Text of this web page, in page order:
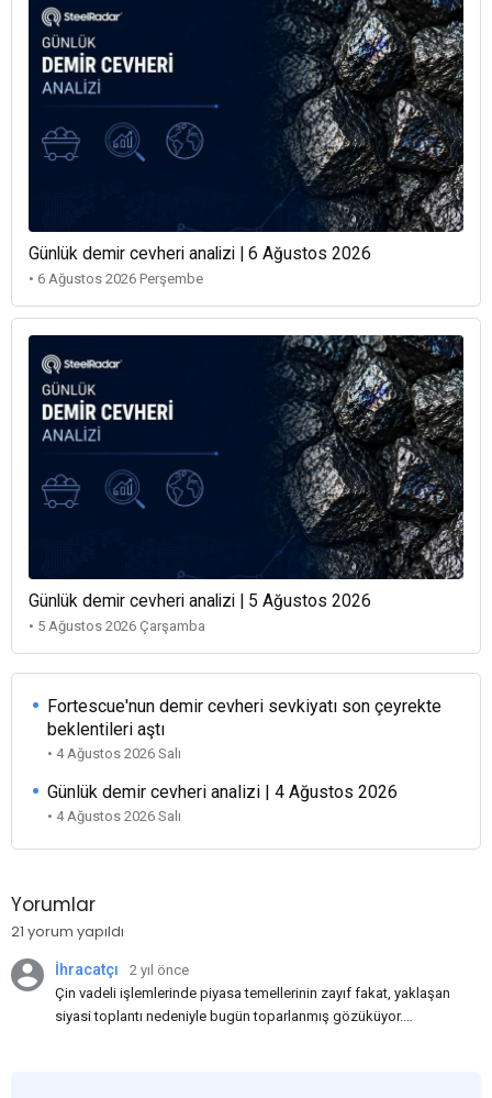
Günlük demir cevheri analizi | 6 Ağustos 2026
• 6 Ağustos 2026 Perşembe
Günlük demir cevheri analizi | 5 Ağustos 2026
• 5 Ağustos 2026 Çarşamba
Fortescue'nun demir cevheri sevkiyatı son çeyrekte
beklentileri aştı
• 4 Ağustos 2026 Salı
Günlük demir cevheri analizi | 4 Ağustos 2026
• 4 Ağustos 2026 Salı
Yorumlar
21 yorum yapıldı
İhracatçı
2 yıl önce
Çin vadeli işlemlerinde piyasa temellerinin zayıf fakat, yaklaşan
siyasi toplantı nedeniyle bugün toparlanmış gözüküyor.